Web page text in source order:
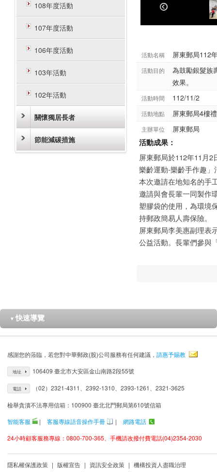
108年度活動
107年度活動
106年度活動
103年活動
102年活動
關懷獨居長者
節能減碳措施
活動名稱 屏東郵局112
活動目的
為鼓勵銀髮族
效果。
活動時間 112/11/2
活動地點 屏東郵局4樓
主辦單位 屏東郵局
活動成果：
屏東郵局於112年11月
樂齡運動-樂齡手作趣
本次邀請在地知名的手
邀請與會長輩一同製作
塑膠袋的使用，為環境
持郵政簡易人壽保險。
屏東郵局李美惠副理表
公益活動。長輩們參與
▼ 快速導覽
感謝您的蒞臨，若您對中華郵政(股)公司服務有任何建議， 請惠予賜教
地址 106409 臺北市大安區金山南路2段55號
電話 （02）2321-4311、2392-1310、2393-1261、2321-3625
檢舉貪瀆不法專用信箱：100900 臺北北門郵局第610號信箱
智能客服
| 客服專線語音操作手冊 |
網路電話
24小時顧客服務專線：0800-700-365、手機請改撥付費電話(04)2354-2030
隱私權保護政策 | 版權宣告 | 資訊安全政策 | 機構投資人盡職治理